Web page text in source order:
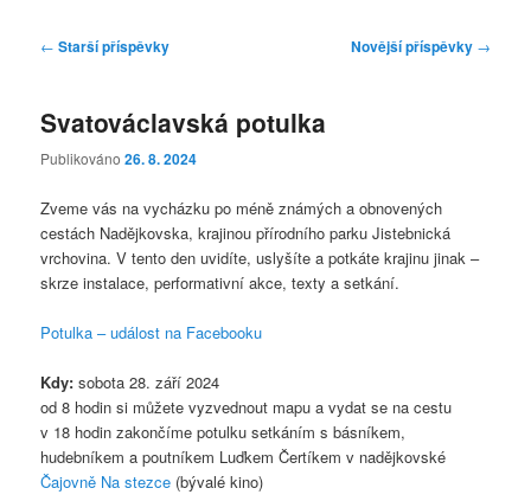
Navigace
← Starší příspěvky Novější příspěvky →
Svatováclavská potulka
Publikováno26. 8. 2024
Zveme vás na vycházku po méně známých a obnovených
cestách Nadějkovska, krajinou přírodního parku Jistebnická
vrchovina. V tento den uvidíte, uslyšíte a potkáte krajinu jinak –
skrze instalace, performativní akce, texty a setkání.
Potulka – událost na Facebooku
Kdy:sobota 28. září 2024
od 8 hodin si můžete vyzvednout mapu a vydat se na cestu
v 18 hodin zakončíme potulku setkáním s básníkem,
hudebníkem a poutníkem Luďkem Čertíkem v nadějkovské
Čajovně Na stezce (bývalé kino)